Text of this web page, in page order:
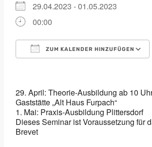
29.04.2023 - 01.05.2023
00:00
ZUM KALENDER HINZUFÜGEN
29. April: Theorie-Ausbildung ab 10
Gaststätte „Alt Haus Furpach“
1. Mai: Praxis-Ausbildung Plittersdorf
Dieses Seminar ist Voraussetzung für
Brevet